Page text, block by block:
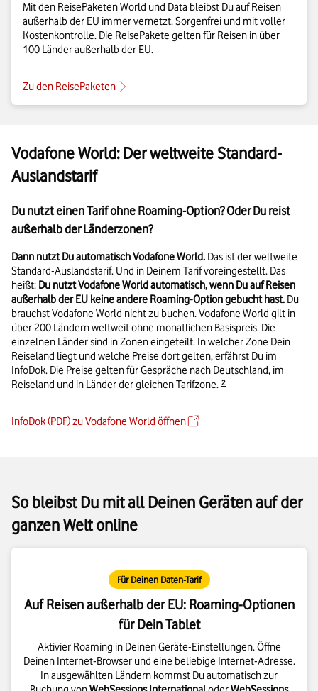
Mit den ReisePaketen World und Data bleibst Du auf Reisen
außerhalb der EU immer vernetzt. Sorgenfrei und mit voller
Kostenkontrolle. Die ReisePakete gelten für Reisen in über
100 Länder außerhalb der EU.
Zu den ReisePaketen
Vodafone World: Der weltweite Standard-
Auslandstarif
Du nutzt einen Tarif ohne Roaming-Option? Oder Du reist
außerhalb der Länderzonen?
Dann nutzt Du automatisch Vodafone World. Das ist der weltweite
Standard-Auslandstarif. Und in Deinem Tarif voreingestellt. Das
heißt: Du nutzt Vodafone World automatisch, wenn Du auf Reisen
außerhalb der EU keine andere Roaming-Option gebucht hast. Du
brauchst Vodafone World nicht zu buchen. Vodafone World gilt in
über 200 Ländern weltweit ohne monatlichen Basispreis. Die
einzelnen Länder sind in Zonen eingeteilt. In welcher Zone Dein
Reiseland liegt und welche Preise dort gelten, erfährst Du im
InfoDok. Die Preise gelten für Gespräche nach Deutschland, im
Reiseland und in Länder der gleichen Tarifzone. 2Details zur Fußnote
InfoDok (PDF) zu Vodafone World öffnen
So bleibst Du mit all Deinen Geräten auf der
ganzen Welt online
Für Deinen Daten-Tarif
Auf Reisen außerhalb der EU: Roaming-Optionen
für Dein Tablet
Aktivier Roaming in Deinen Geräte-Einstellungen. Öffne
Deinen Internet-Browser und eine beliebige Internet-Adresse.
In ausgewählten Ländern kommst Du automatisch zur